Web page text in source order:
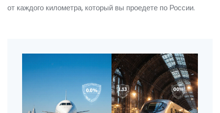
от каждого километра, который вы проедете по России.